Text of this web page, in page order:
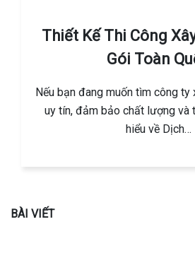
Thiết Kế Thi Công
Gói Toàn
Nếu bạn đang muốn tìm công
uy tín, đảm bảo chất lượng và
hiểu về Dịch…
BÀI VIẾT